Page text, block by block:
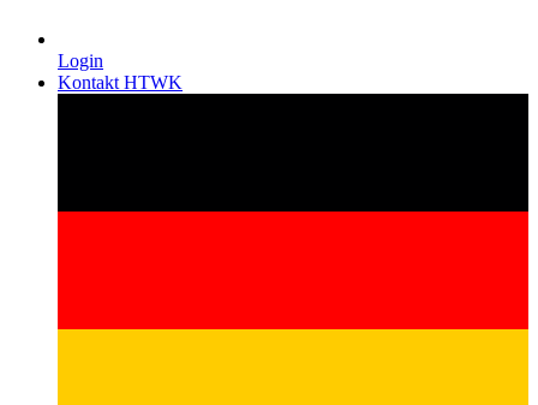
Login
Kontakt HTWK